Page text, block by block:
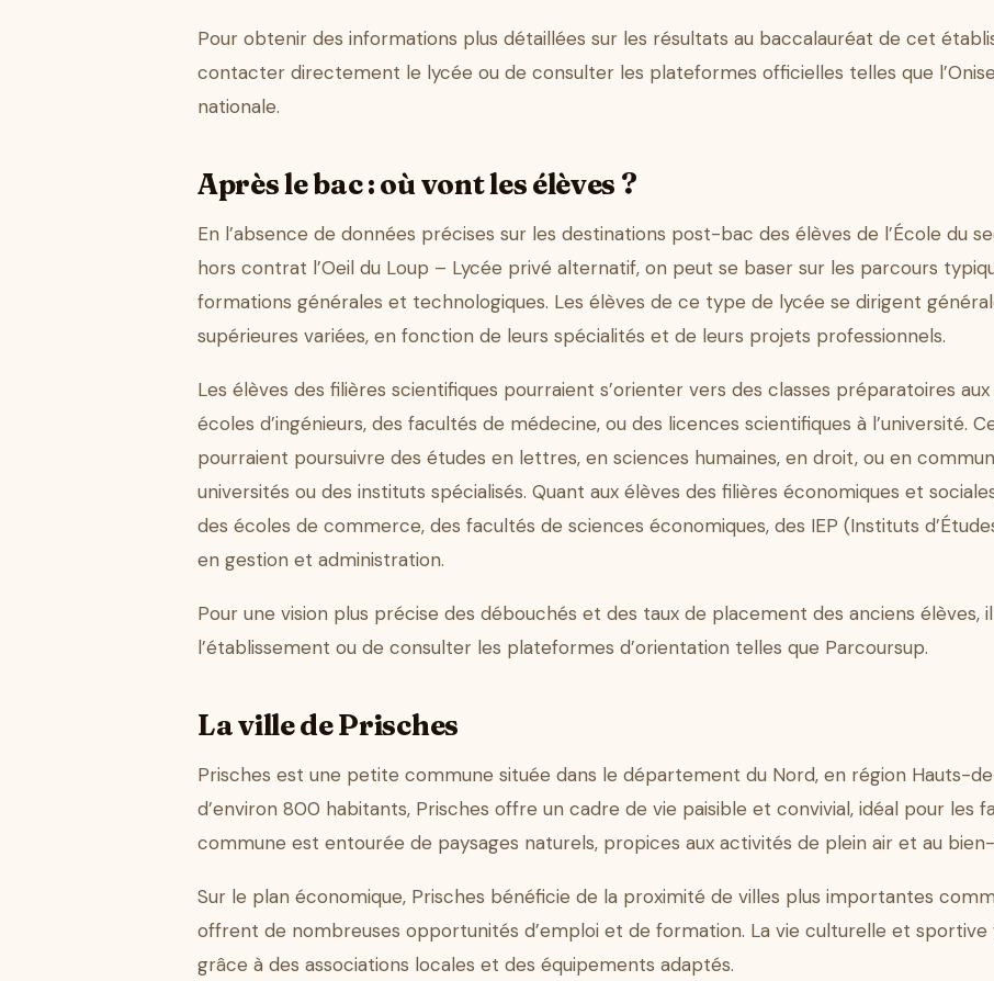
Pour obtenir des informations plus détaillées sur les résultats au baccalauréat de cet
contacter directement le lycée ou de consulter les plateformes officielles telles que
nationale.
Après le bac : où vont les élèves ?
En l’absence de données précises sur les destinations post-bac des élèves de l’École du
hors contrat l’Oeil du Loup – Lycée privé alternatif, on peut se baser sur les parcours
formations générales et technologiques. Les élèves de ce type de lycée se dirigent
supérieures variées, en fonction de leurs spécialités et de leurs projets professionnels.
Les élèves des filières scientifiques pourraient s’orienter vers des classes préparatoires
écoles d’ingénieurs, des facultés de médecine, ou des licences scientifiques à l’université.
pourraient poursuivre des études en lettres, en sciences humaines, en droit, ou en
universités ou des instituts spécialisés. Quant aux élèves des filières économiques et
des écoles de commerce, des facultés de sciences économiques, des IEP (Instituts
en gestion et administration.
Pour une vision plus précise des débouchés et des taux de placement des anciens
l’établissement ou de consulter les plateformes d’orientation telles que Parcoursup.
La ville de Prisches
Prisches est une petite commune située dans le département du Nord, en région Hauts-
d’environ 800 habitants, Prisches offre un cadre de vie paisible et convivial, idéal pour les
commune est entourée de paysages naturels, propices aux activités de plein air et au
Sur le plan économique, Prisches bénéficie de la proximité de villes plus importantes
offrent de nombreuses opportunités d’emploi et de formation. La vie culturelle et
grâce à des associations locales et des équipements adaptés.